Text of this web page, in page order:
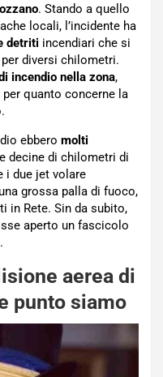
. Stando a quello
locali, l’incidente ha
detriti incendiari che si
diversi chilometri.
incendio nella zona,
quanto concerne la
ebbero molti
decine di chilometri di
i due jet volare
grossa palla di fuoco,
in Rete. Sin da subito,
aperto un fascicolo
.
aerea di
punto siamo